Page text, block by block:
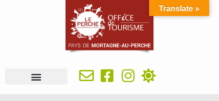
Translate »